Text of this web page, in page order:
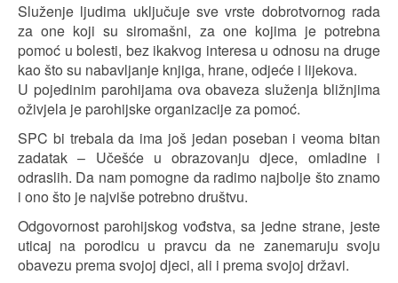
Služenje ljudima uključuje sve vrste dobrotvornog rada
za one koji su siromašni, za one kojima je potrebna
pomoć u bolesti, bez ikakvog interesa u odnosu na druge
kao što su nabavljanje knjiga, hrane, odjeće i lijekova.
U pojedinim parohijama ova obaveza služenja bližnjima
oživjela je parohijske organizacije za pomoć.
SPC bi trebala da ima još jedan poseban i veoma bitan
zadatak – Učešće u obrazovanju djece, omladine i
odraslih. Da nam pomogne da radimo najbolje što znamo
i ono što je najviše potrebno društvu.
Odgovornost parohijskog vođstva, sa jedne strane, jeste
uticaj na porodicu u pravcu da ne zanemaruju svoju
obavezu prema svojoj djeci, ali i prema svojoj državi.